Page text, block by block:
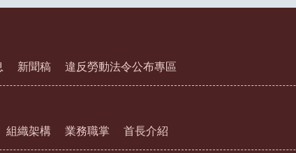
新聞稿 違反勞動法令公布專區
組織架構 業務職掌 首長介紹